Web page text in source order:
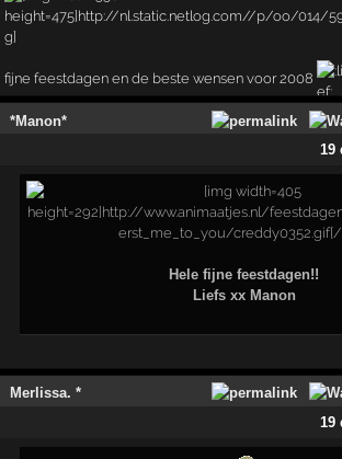
fijne feestdagen en de beste wensen voor 2008
*Manon*
19
Hele fijne feestdagen!!
Liefs xx Manon
Merlissa. *
19